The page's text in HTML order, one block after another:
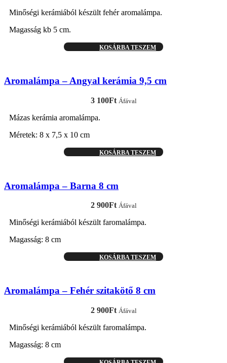
Minőségi kerámiából készült fehér aromalámpa.
Magasság kb 5 cm.
KOSÁRBA TESZEM
Aromalámpa – Angyal kerámia 9,5 cm
3 100Ft Áfával
Mázas kerámia aromalámpa.
Méretek: 8 x 7,5 x 10 cm
KOSÁRBA TESZEM
Aromalámpa – Barna 8 cm
2 900Ft Áfával
Minőségi kerámiából készült faromalámpa.
Magasság: 8 cm
KOSÁRBA TESZEM
Aromalámpa – Fehér szitakötő 8 cm
2 900Ft Áfával
Minőségi kerámiából készült faromalámpa.
Magasság: 8 cm